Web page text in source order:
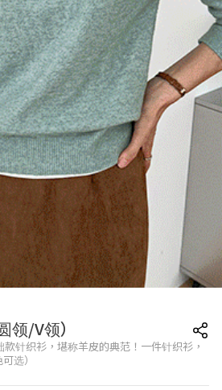
/V领）
针织衫，堪称羊皮的典范！一件针织衫，
选）